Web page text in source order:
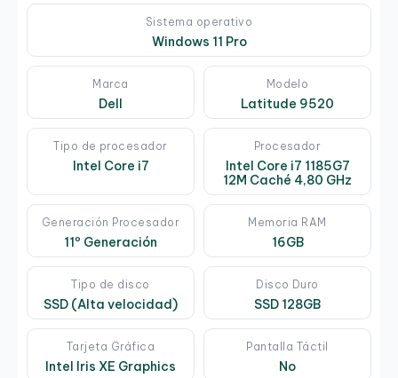
Sistema operativo
Windows 11 Pro
Marca
Dell
Modelo
Latitude 9520
Tipo de procesador
Intel Core i7
Procesador
Intel Core i7 1185G7
12M Caché 4,80 GHz
Generación Procesador
11º Generación
Memoria RAM
16GB
Tipo de disco
SSD (Alta velocidad)
Disco Duro
SSD 128GB
Tarjeta Gráfica
Intel Iris XE Graphics
Pantalla Táctil
No